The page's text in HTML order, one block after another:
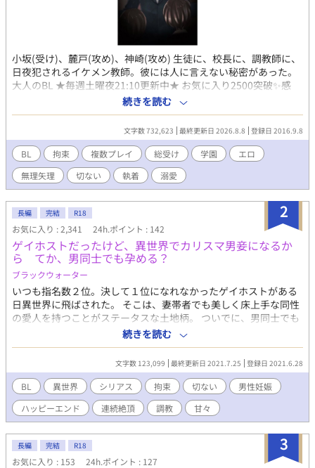
小坂(受け)、麓戸(攻め)、神崎(攻め) 生徒に、校長に、調教師に、
日夜犯されるイケメン教師。彼には人に言えない秘密があった。
大人のBL ★毎週土曜夜21:10更新中★ お気に入り2500突破✨感
謝。 連載9周年✨2016/9/8～ ・公開後も推敲しています。
★special thanks★ ◆ミヤセ様@3388se 表紙・挿絵（2021
年)◆ ◆枯無様 １頁漫画化(生徒編)(2021年)◆ ◆さやいんげん
様 現在プロの漫画家さんになられました！ 1頁漫画化
(2017/12/10)◆ ◆奏陽様 小坂先生のSS(2018年)◆ とりあえず
エ.....エロイです.....////ドMで気弱な小坂さん最高です！！！！プ
ライドは高いのに身体はエロイとかやばいっす！！！！(コタツ
様) /えむっけのイケメンってだけでも萌えるのに、妻子ある校長
先生っていうキャラとあの話し方、 素晴らしいです！！ (sethna
様) /耽美/切ない/シリアス/官能/羞恥/スカトロ/ドS/年の差/教師受
け/淫乱受け/SM/高校/学校/過去あり/溺愛/執着/総受け/R18/エ
ロ/ML/ヤンデレ/禁断/輪姦/玩具/女装/言葉責め/生徒会/モブ攻め/
モブレ/総受け/小スカ/大スカ/自慰/撮影/ 【登場人物】 小坂 愛出
人(こさか おでと）高校教師 ２年２組担任 27歳 神崎 総一
郎(かんざき そういちろう）校長 麓戸 遥斗(ろくと はると）
調教師 村田 悪照(むらた おてる）高2 ２組 宮本 桜児(みやも
と おうじ）高2 2組級長 水瀬 慈育(みなせ じいく)生徒会
長 高3 伊東 不離(いとう ふり)風紀委員長 高3 池井 櫂(い
けい かい)他校の先輩教師。研修会で小坂を世話。 池井 慶(い
けい けい)麓戸の高校時代の後輩 ★フリー素材写真 写真加工/リ
リーブルー (2021年以前の表紙Cover photo by S. Hermann & F.
Richter) x @lilymetroblue twitter.com/lilymetroblue 主人公総受
け。生徒会長と級長は襲い受けなので先生が攻め。 受け攻め度↓
校長>調教師麓戸>不良村田>風紀委員長>先輩教師池井>主人公イ
ケメン教師小坂先生>生徒会長>級長宮本 ※本作品はフィクション
であり実在する団体・組織等とは関係ありません。
続きを読む
文字数 732,623 最終更新日 2026.8.8 登録日 2016.9.8
BL 拘束 複数プレイ 総受け 学園
エロ
無理矢理
切ない 執着 溺愛
2
長編 完結 R18
お気に入り : 2,341 24h.ポイント : 142
ゲイホストだったけど、異世界でカリスマ男妾になるか
ら てか、男同士でも孕める？
ブラックウォーター
いつも指名数２位。決して１位になれなかったゲイホストがある
日異世界に飛ばされた。 そこは、妻帯者でも美しく床上手な同性
の愛人を持つことがステータスな土地柄。 ついでに、男同士でも
子どもを作れる魔法が確立されている。 どうせ元の世界には戻れ
ないんだからと、雇われ男妾として働き始める。 が、王子様、上
級貴族、豪商、マフィアの元締めなどの大物たちに本気で惚れら
れてしまい...？ 専属になってくれと言われても...。ええ？なんで、
俺を孕ませる権利を巡って修羅場？ 元の世界の知識で貢献はして
るけど、英雄になるつもりじゃないし！ 異世界モテモテゲイホス
ト、ついでにホモ妊娠の奮戦記。 基本主人公攻めですが、乗っか
り受け、襲い受けもあります。 ノンケや攻め専をホモ受けに目覚
めさせるシュチュが多いので、苦手な方はご注意を。 完結です。
読んで頂いた皆様に心より感謝申し上げます。
続きを読む
文字数 123,099 最終更新日 2021.7.25 登録日 2021.6.28
BL 異世界 シリアス 拘束 切ない
男性妊娠
ハッピーエンド
連続絶頂 調教 甘々
3
長編 完結 R18
お気に入り : 153 24h.ポイント : 127